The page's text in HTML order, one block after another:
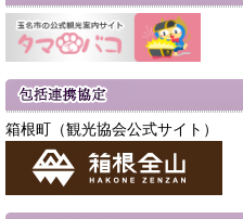
箱根町（観光協会公式サイト）